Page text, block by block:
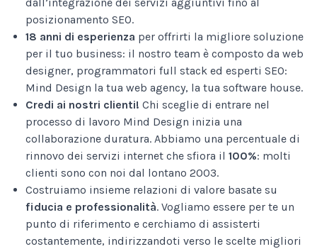
posizionamento SEO.
18 anni di esperienza per offrirti la migliore soluzione
per il tuo business: il nostro team è composto da web
designer, programmatori full stack ed esperti SEO:
Mind Design la tua web agency, la tua software house.
Credi ai nostri clienti! Chi sceglie di entrare nel
processo di lavoro Mind Design inizia una
collaborazione duratura. Abbiamo una percentuale di
rinnovo dei servizi internet che sfiora il 100%: molti
clienti sono con noi dal lontano 2003.
Costruiamo insieme relazioni di valore basate su
fiducia e professionalità. Vogliamo essere per te un
punto di riferimento e cerchiamo di assisterti
costantemente, indirizzandoti verso le scelte migliori